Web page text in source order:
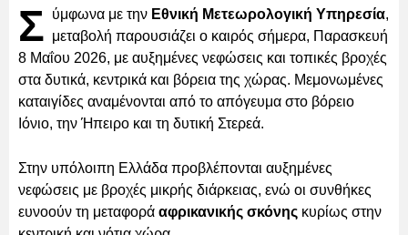
Σ ύμφωνα με την Εθνική Μετεωρολογική Υπηρεσία,
μεταβολή παρουσιάζει ο καιρός σήμερα, Παρασκευή
8 Μαΐου 2026, με αυξημένες νεφώσεις και τοπικές βροχές
στα δυτικά, κεντρικά και βόρεια της χώρας. Μεμονωμένες
καταιγίδες αναμένονται από το απόγευμα στο βόρειο
Ιόνιο, την Ήπειρο και τη δυτική Στερεά.
Στην υπόλοιπη Ελλάδα προβλέπονται αυξημένες
νεφώσεις με βροχές μικρής διάρκειας, ενώ οι συνθήκες
ευνοούν τη μεταφορά αφρικανικής σκόνης κυρίως στην